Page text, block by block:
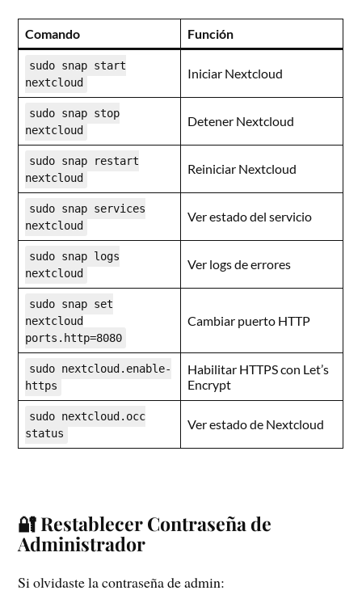
Comando Función
sudo snap start
nextcloud
Iniciar Nextcloud
sudo snap stop
nextcloud
Detener Nextcloud
sudo snap restart
nextcloud
Reiniciar Nextcloud
sudo snap services
nextcloud
Ver estado del servicio
sudo snap logs
nextcloud
Ver logs de errores
sudo snap set
nextcloud
ports.http=8080
Cambiar puerto HTTP
sudo nextcloud.enable-
https
Habilitar HTTPS con Let’s
Encrypt
sudo nextcloud.occ
status
Ver estado de Nextcloud
🔐 Restablecer Contraseña de
Administrador
Si olvidaste la contraseña de admin: